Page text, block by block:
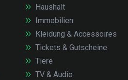
Haushalt
Immobilien
Kleidung & Accessoires
Tickets & Gutscheine
Tiere
TV & Audio